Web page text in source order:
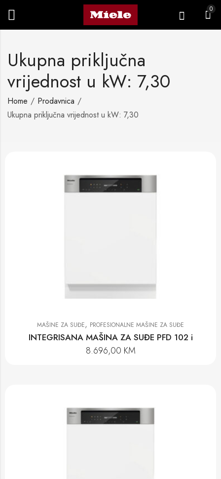
0
Ukupna priključna
vrijednost u kW: 7,30
Home
Prodavnica
Ukupna priključna vrijednost u kW: 7,30
MAŠINE ZA SUĐE, PROFESIONALNE MAŠINE ZA SUĐE
INTEGRISANA MAŠINA ZA SUĐE PFD 102 i
8.696,00 KM